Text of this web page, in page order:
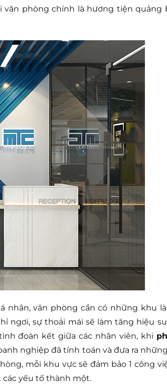
phòng chính là hương tiện quảng
nhân, văn phòng cần có những khu
ngơi, sự thoải mái sẽ làm tăng hiệu
đoàn kết giữa các nhân viên, khi
nghiệp đã tính toán và đưa ra
mỗi khu vực sẽ đảm bảo 1 công
yếu tố thành một.